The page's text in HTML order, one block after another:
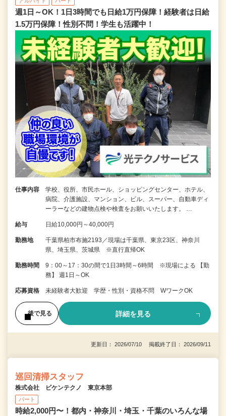
週1日～OK！1日3時間でも日給1万円保障！経験者は日給
1.5万円保障！性別不問！学生も活躍中！
仕事内容
学校、役所、市民ホール、ショッピングセンター、ホテル、
病院、介護施設、マンション、ビル、スーパー、自動車ディ
ーラーなどの建物点検や検査をお願いいたします。 …
給与 日給10,000円～40,000円
勤務地
千葉県柏市布施2193／現場は千葉県、東京23区、神奈川
県、埼玉県、茨城県 ※直行直帰OK
勤務時間
9：00～17：30の間で1日3時間～6時間 ※現場による 【勤
務】 週1日～OK
応募資格 未経験者大歓迎 学歴・性別・資格不問 WワークOK
後で見る 詳細を見る
更新日： 2026/07/10 掲載終了日： 2026/09/11
巡回清掃スタッフ
株式会社 ビケンテクノ 東京本部
パート
時給2,000円〜！都内・神奈川・埼玉・千葉のいろんな場